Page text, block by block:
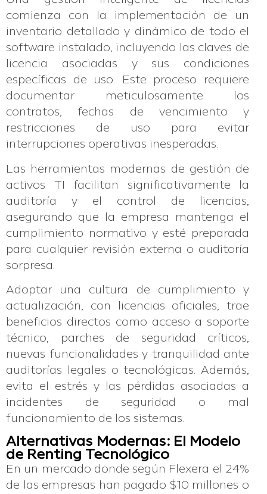
comienza con la implementación de un
inventario detallado y dinámico de todo el
software instalado, incluyendo las claves de
licencia asociadas y sus condiciones
específicas de uso. Este proceso requiere
documentar meticulosamente los
contratos, fechas de vencimiento y
restricciones de uso para evitar
interrupciones operativas inesperadas.
Las herramientas modernas de gestión de
activos TI facilitan significativamente la
auditoría y el control de licencias,
asegurando que la empresa mantenga el
cumplimiento normativo y esté preparada
para cualquier revisión externa o auditoría
sorpresa.
Adoptar una cultura de cumplimiento y
actualización, con licencias oficiales, trae
beneficios directos como acceso a soporte
técnico, parches de seguridad críticos,
nuevas funcionalidades y tranquilidad ante
auditorías legales o tecnológicas. Además,
evita el estrés y las pérdidas asociadas a
incidentes de seguridad o mal
funcionamiento de los sistemas.
Alternativas Modernas: El Modelo
de Renting Tecnológico
En un mercado donde según Flexera el 24%
de las empresas han pagado $10 millones o